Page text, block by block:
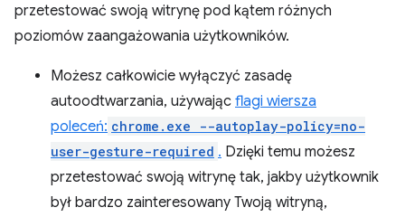
przetestować swoją witrynę pod kątem różnych
poziomów zaangażowania użytkowników.
Możesz całkowicie wyłączyć zasadę
autoodtwarzania, używając flagi wiersza
poleceń: chrome.exe --autoplay-policy=no-
user-gesture-required . Dzięki temu możesz
przetestować swoją witrynę tak, jakby użytkownik
był bardzo zainteresowany Twoją witryną,